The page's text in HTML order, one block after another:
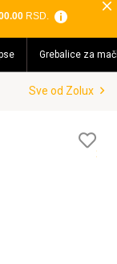
RSD.
Grebalice za
Sve od Zolux